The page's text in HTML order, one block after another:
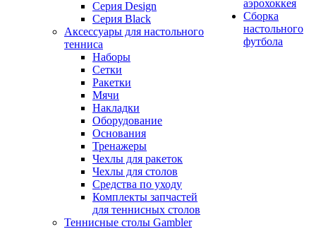
Серия Design
Серия Black
Аксессуары для настольного
тенниса
Наборы
Сетки
Ракетки
Мячи
Накладки
Оборудование
Основания
Тренажеры
Чехлы для ракеток
Чехлы для столов
Средства по уходу
Комплекты запчастей
для теннисных столов
Теннисные столы Gambler
аэрохоккея
Сборка
настольного
футбола